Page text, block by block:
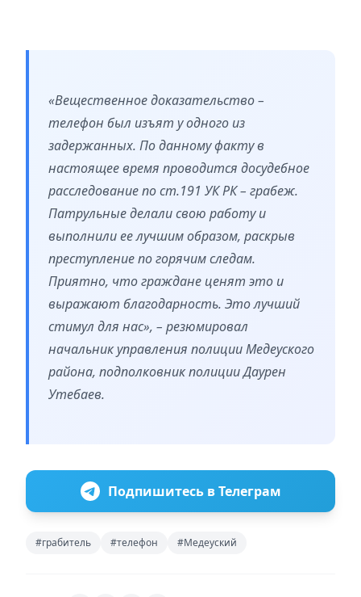
«Вещественное доказательство –
телефон был изъят у одного из
задержанных. По данному факту в
настоящее время проводится досудебное
расследование по ст.191 УК РК – грабеж.
Патрульные делали свою работу и
выполнили ее лучшим образом, раскрыв
преступление по горячим следам.
Приятно, что граждане ценят это и
выражают благодарность. Это лучший
стимул для нас», – резюмировал
начальник управления полиции Медеуского
района, подполковник полиции Даурен
Утебаев.
Подпишитесь в Телеграм
#грабитель #телефон #Медеуский